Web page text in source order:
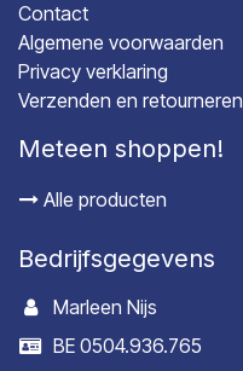
Contact
Algemene voorwaarden
Privacy verklaring
Verzenden en retourneren
Meteen shoppen!
Alle producten
Bedrijfsgegevens
Marleen Nijs
BE 0504.936.765